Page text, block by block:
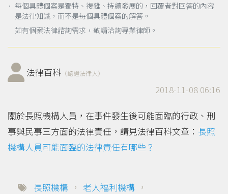
． 每個具體個案是獨特、複雜、持續發展的，回覆者對回答的內容
是法律知識，而不是每個具體個案的解答。
如有個案法律諮詢需求，敬請洽詢專業律師。
法律百科 （認證法律人）
2018-11-08 06:16
關於長照機構人員，在事件發生後可能面臨的行政、刑
事與民事三方面的法律責任，請見法律百科文章： 長照
機構人員可能面臨的法律責任有哪些？
長照機構 ， 老人福利機構 ，